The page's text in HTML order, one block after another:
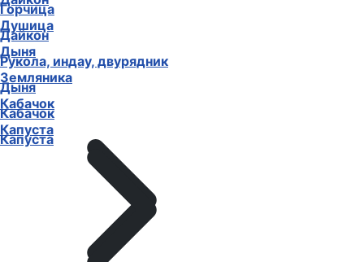
Душица
Дыня
Земляника
Кабачок
Капуста
Горчица
Дайкон
Рукола, индау, двурядник
Дыня
Кабачок
Капуста